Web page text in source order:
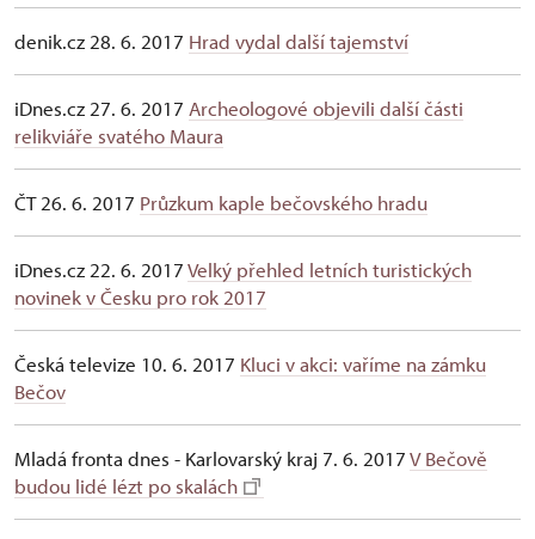
denik.cz 28. 6. 2017 Hrad vydal další tajemství
iDnes.cz 27. 6. 2017 Archeologové objevili další části
relikviáře svatého Maura
ČT 26. 6. 2017 Průzkum kaple bečovského hradu
iDnes.cz 22. 6. 2017Velký přehled letních turistických
novinek v Česku pro rok 2017
Česká televize 10. 6. 2017 Kluci v akci: vaříme na zámku
Bečov
Mladá fronta dnes - Karlovarský kraj 7. 6. 2017V Bečově
budou lidé lézt po skalách